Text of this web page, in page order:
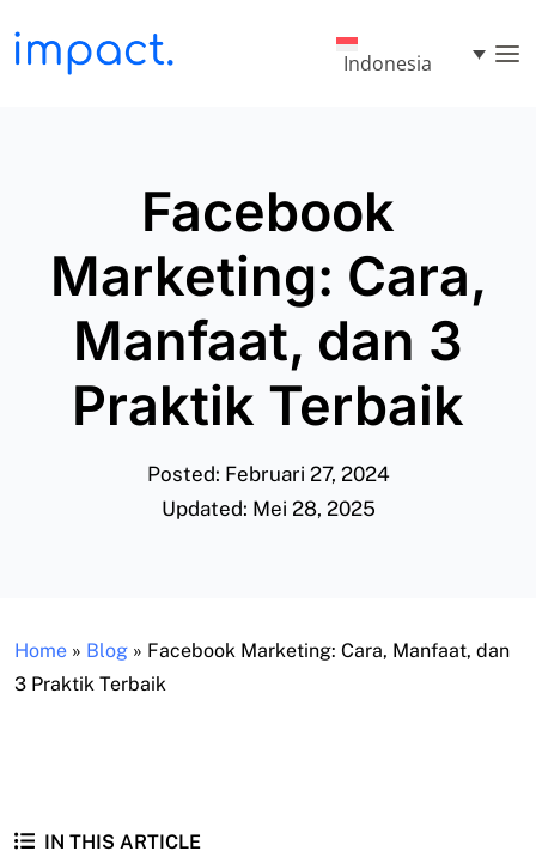
Indonesia
Facebook
Marketing: Cara,
Manfaat, dan 3
Praktik Terbaik
Posted: Februari 27, 2024
Updated: Mei 28, 2025
Home » Blog » Facebook Marketing: Cara, Manfaat, dan
3 Praktik Terbaik
IN THIS ARTICLE